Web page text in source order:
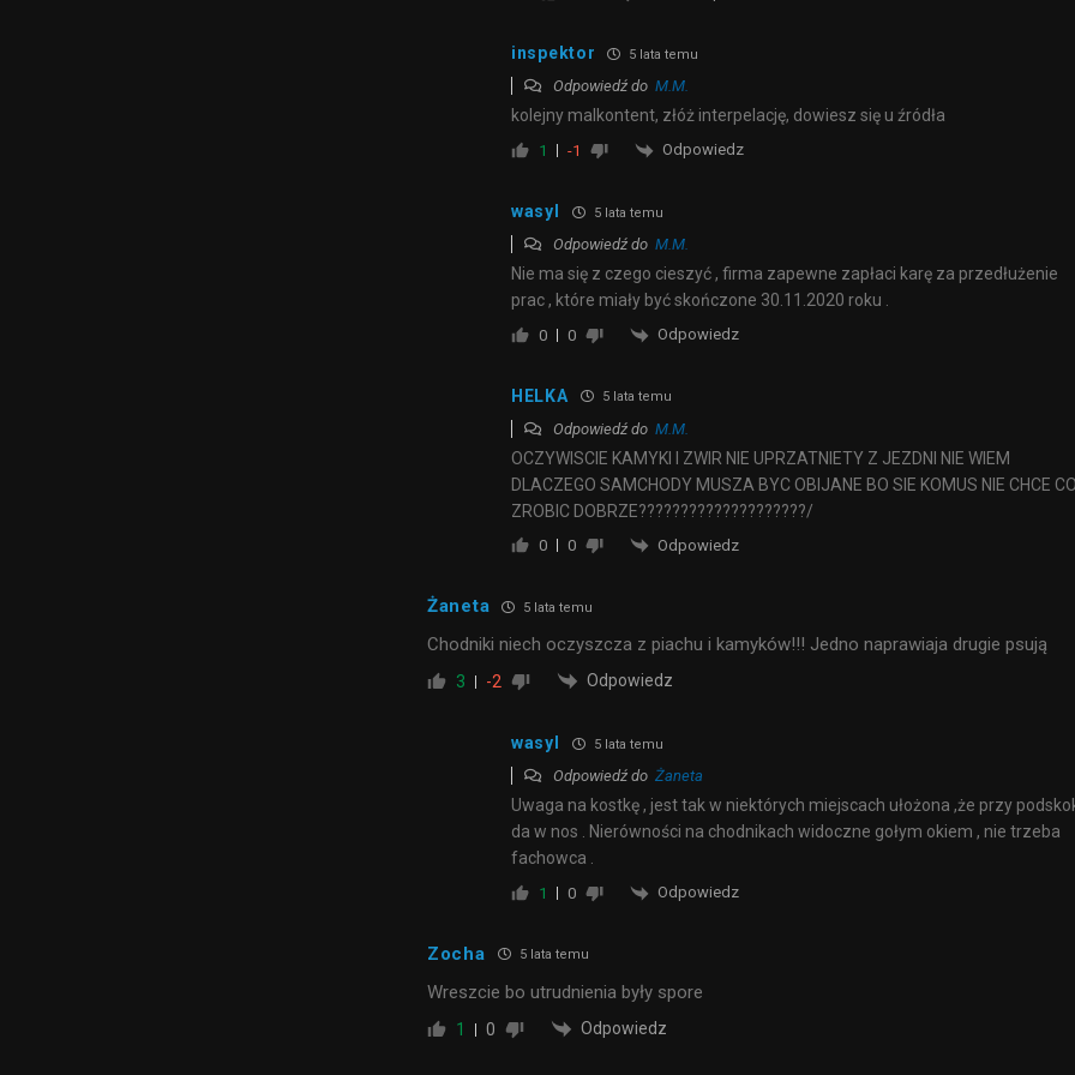
inspektor 5 lata temu
Odpowiedź do M.M.
kolejny malkontent, złóż interpelację, dowiesz się u źródła
1 -1 Odpowiedz
wasyl 5 lata temu
Odpowiedź do M.M.
Nie ma się z czego cieszyć , firma zapewne zapłaci karę za przedłużenie
prac , które miały być skończone 30.11.2020 roku .
0 0 Odpowiedz
HELKA 5 lata temu
Odpowiedź do M.M.
OCZYWISCIE KAMYKI I ZWIR NIE UPRZATNIETY Z JEZDNI NIE WIEM
DLACZEGO SAMCHODY MUSZA BYC OBIJANE BO SIE KOMUS NIE CHCE
ZROBIC DOBRZE????????????????????/
0 0 Odpowiedz
Żaneta 5 lata temu
Chodniki niech oczyszcza z piachu i kamyków!!! Jedno naprawiaja drugie psują
3 -2 Odpowiedz
wasyl 5 lata temu
Odpowiedź do Żaneta
Uwaga na kostkę , jest tak w niektórych miejscach ułożona ,że przy
da w nos . Nierówności na chodnikach widoczne gołym okiem , nie trzeba
fachowca .
1 0 Odpowiedz
Zocha 5 lata temu
Wreszcie bo utrudnienia były spore
1 0 Odpowiedz